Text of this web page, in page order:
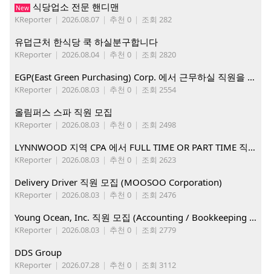
New 식당업소 전문 핸디맨
KReporter | 2026.08.07 | 추천 0 | 조회 282
유덥근처 한식당 쿡 하실분구합니다
KReporter | 2026.08.04 | 추천 0 | 조회 2820
EGP(East Green Purchasing) Corp. 에서 근무하실 직원을 아래와 같이 모집합니다.
KReporter | 2026.08.03 | 추천 0 | 조회 2554
올림퍼스 스파 직원 모집
KReporter | 2026.08.03 | 추천 0 | 조회 2498
LYNNWOOD 지역 CPA 에서 FULL TIME OR PART TIME 직원을 찾습니다
KReporter | 2026.08.03 | 추천 0 | 조회 2623
Delivery Driver 직원 모집 (MOOSOO Corporation)
KReporter | 2026.08.03 | 추천 0 | 조회 2476
Young Ocean, Inc. 직원 모집 (Accounting / Bookkeeping 분야)
KReporter | 2026.08.03 | 추천 0 | 조회 2779
DDS Group
KReporter | 2026.07.28 | 추천 0 | 조회 3112